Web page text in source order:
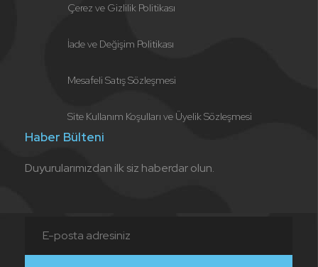
Çerez ve Gizlilik Politikası
İade ve Değişim Politikası
Mesafeli Satış Sözleşmesi
Site Kullanım Koşulları ve Üyelik Sözleşmesi
Haber Bülteni
Duyurularımızdan ilk siz haberdar olun.